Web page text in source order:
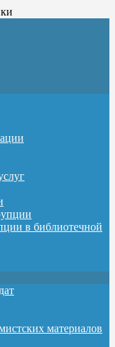
в библиотечной
материалов